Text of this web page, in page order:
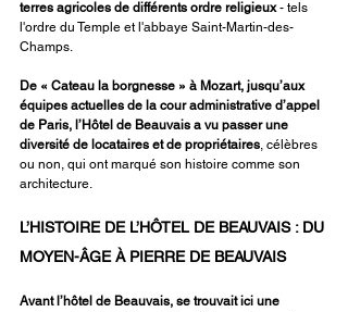
terres agricoles de différents ordre religieux - tels
l'ordre du Temple et l'abbaye Saint-Martin-des-
Champs.
De « Cateau la borgnesse » à Mozart, jusqu’aux
équipes actuelles de la cour administrative d’appel
de Paris, l’Hôtel de Beauvais a vu passer une
diversité de locataires et de propriétaires, célèbres
ou non, qui ont marqué son histoire comme son
architecture.
L’HISTOIRE DE L’HÔTEL DE BEAUVAIS : DU
MOYEN-ÂGE À PIERRE DE BEAUVAIS
Avant l’hôtel de Beauvais, se trouvait ici une